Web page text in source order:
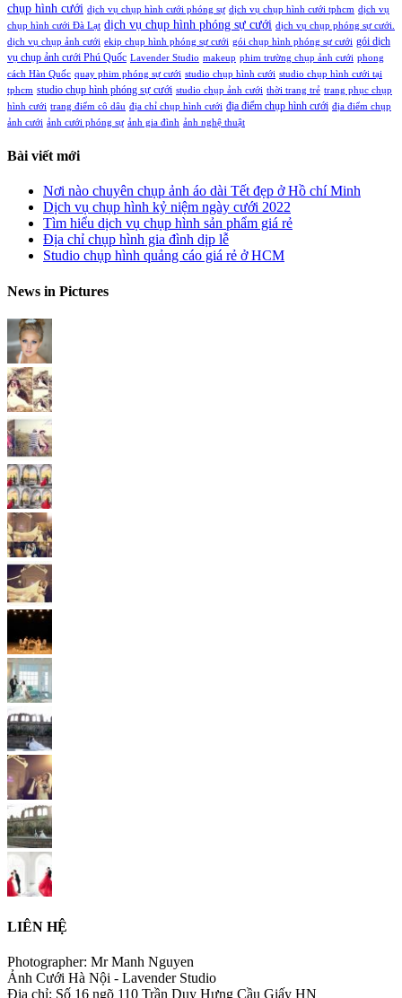
chụp hình cưới dịch vụ chụp hình cưới phóng sự dịch vụ chụp hình cưới tphcm dịch vụ
chụp hình cưới Đà Lạt dịch vụ chụp hình phóng sự cưới dịch vụ chụp phóng sự cưới.
dịch vụ chụp ảnh cưới ekip chụp hình phóng sự cưới gói chụp hình phóng sự cưới gói dịch
vụ chụp ảnh cưới Phú Quốc Lavender Studio makeup phim trường chụp ảnh cưới phong
cách Hàn Quốc quay phim phóng sự cưới studio chụp hình cưới studio chụp hình cưới tại
tphcm studio chụp hình phóng sự cưới studio chụp ảnh cưới thời trang trẻ trang phục chụp
hình cưới trang điểm cô dâu địa chỉ chụp hình cưới địa điểm chụp hình cưới địa điểm chụp
ảnh cưới ảnh cưới phóng sự ảnh gia đình ảnh nghệ thuật
Bài viết mới
Nơi nào chuyên chụp ảnh áo dài Tết đẹp ở Hồ chí Minh
Dịch vụ chụp hình kỷ niệm ngày cưới 2022
Tìm hiểu dịch vụ chụp hình sản phẩm giá rẻ
Địa chỉ chụp hình gia đình dịp lễ
Studio chụp hình quảng cáo giá rẻ ở HCM
News in Pictures
LIÊN HỆ
Photographer: Mr Manh Nguyen
Ảnh Cưới Hà Nội - Lavender Studio
Địa chỉ: Số 16 ngõ 110 Trần Duy Hưng Cầu Giấy HN